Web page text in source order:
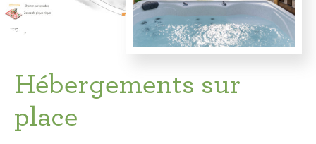
Hébergements sur
place